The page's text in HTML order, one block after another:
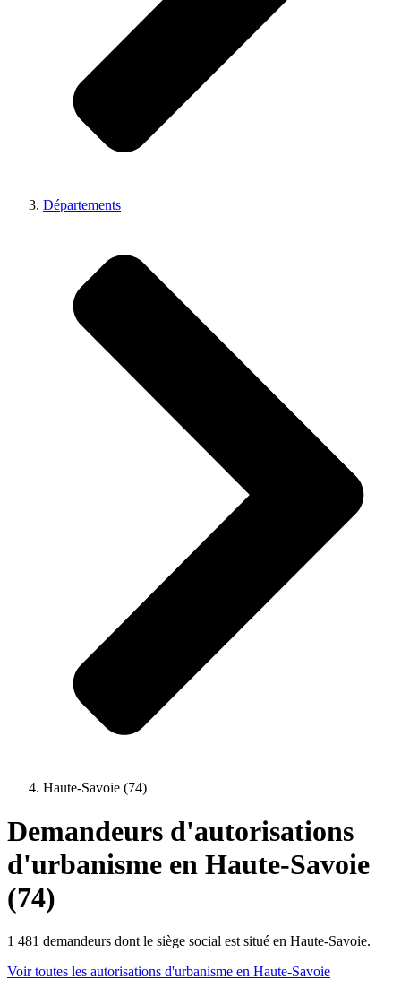
Départements
Haute-Savoie (74)
Demandeurs d'autorisations
d'urbanisme en Haute-Savoie
(74)
1 481 demandeurs dont le siège social est situé en Haute-Savoie.
Voir toutes les autorisations d'urbanisme en Haute-Savoie